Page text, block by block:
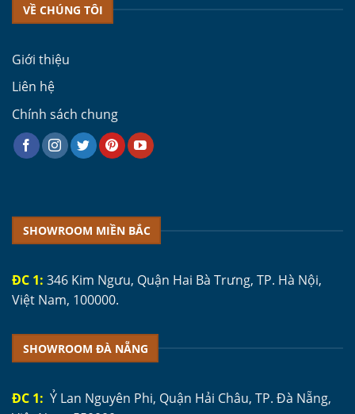
VỀ CHÚNG TÔI
Giới thiệu
Liên hệ
Chính sách chung
SHOWROOM MIỀN BẮC
ĐC 1: 346 Kim Ngưu, Quận Hai Bà Trưng, TP. Hà Nội,
Việt Nam, 100000.
SHOWROOM ĐÀ NẴNG
ĐC 1: Ỷ Lan Nguyên Phi, Quận Hải Châu, TP. Đà Nẵng,